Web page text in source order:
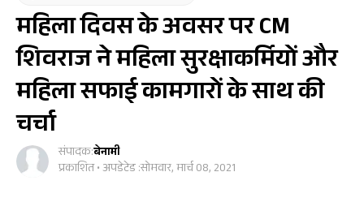
महिला दिवस के अवसर पर CM
शिवराज ने महिला सुरक्षाकर्मियों और
महिला सफाई कामगारों के साथ की
चर्चा
संपादक:बेनामी
प्रकाशित • अपडेटेड :सोमवार, मार्च 08, 2021